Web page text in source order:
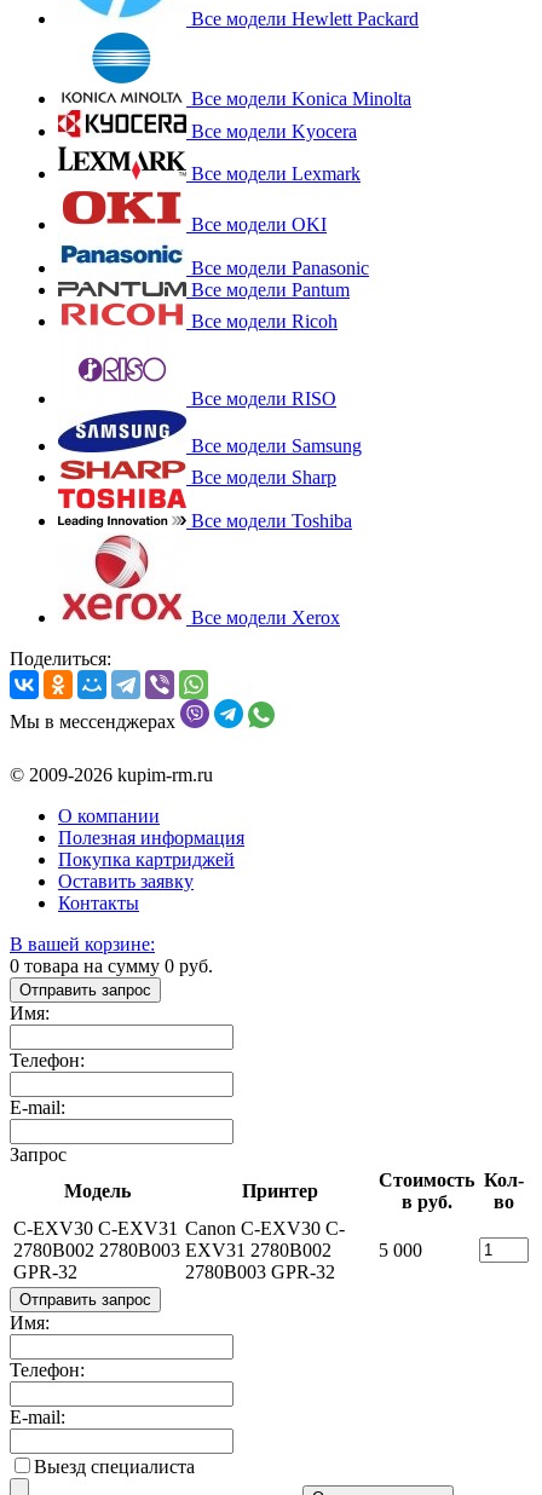
Все модели Hewlett Packard
Все модели Konica Minolta
Все модели Kyocera
Все модели Lexmark
Все модели OKI
Все модели Panasonic
Все модели Pantum
Все модели Ricoh
Все модели RISO
Все модели Samsung
Все модели Sharp
Все модели Toshiba
Все модели Xerox
Поделиться:
Мы в мессенджерах
© 2009-2026 kupim-rm.ru
О компании
Полезная информация
Покупка картриджей
Оставить заявку
Контакты
В вашей корзине:
0 товара на сумму 0 руб.
Отправить запрос
Имя:
Телефон:
E-mail:
Запрос
Модель
Принтер
Стоимость
в руб.
Кол-
во
C-EXV30 C-EXV31
2780B002 2780B003
GPR-32
Canon C-EXV30 C-
EXV31 2780B002
2780B003 GPR-32
5 000
Отправить запрос
Имя:
Телефон:
E-mail:
Выезд специалиста